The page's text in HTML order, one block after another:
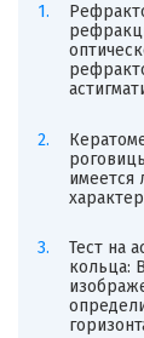
имеется
Тест на
кольца: